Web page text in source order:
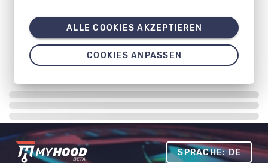
SPRACHE: DE
ALLE COOKIES AKZEPTIEREN
COOKIES ANPASSEN